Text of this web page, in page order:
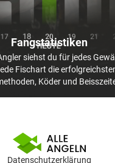
Fangstatistiken
siehst du für jedes
Fischart die
Köder und
Datenschutzerklärung